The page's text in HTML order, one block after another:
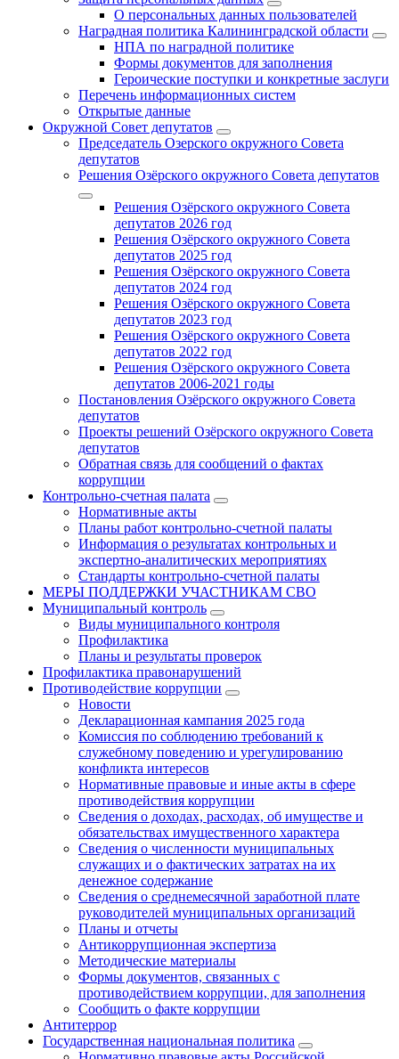
О персональных данных пользователей
Наградная политика Калининградской области
НПА по наградной политике
Формы документов для заполнения
Героические поступки и конкретные заслуги
Перечень информационных систем
Открытые данные
Окружной Совет депутатов
Председатель Озерского окружного Совета
депутатов
Решения Озёрского окружного Совета депутатов
Решения Озёрского окружного Совета
депутатов 2026 год
Решения Озёрского окружного Совета
депутатов 2025 год
Решения Озёрского окружного Совета
депутатов 2024 год
Решения Озёрского окружного Совета
депутатов 2023 год
Решения Озёрского окружного Совета
депутатов 2022 год
Решения Озёрского окружного Совета
депутатов 2006-2021 годы
Постановления Озёрского окружного Совета
депутатов
Проекты решений Озёрского окружного Совета
депутатов
Обратная связь для сообщений о фактах
коррупции
Контрольно-счетная палата
Нормативные акты
Планы работ контрольно-счетной палаты
Информация о результатах контрольных и
экспертно-аналитических мероприятиях
Стандарты контрольно-счетной палаты
МЕРЫ ПОДДЕРЖКИ УЧАСТНИКАМ СВО
Муниципальный контроль
Виды муниципального контроля
Профилактика
Планы и результаты проверок
Профилактика правонарушений
Противодействие коррупции
Новости
Декларационная кампания 2025 года
Комиссия по соблюдению требований к
служебному поведению и урегулированию
конфликта интересов
Нормативные правовые и иные акты в сфере
противодействия коррупции
Сведения о доходах, расходах, об имуществе и
обязательствах имущественного характера
Сведения о численности муниципальных
служащих и о фактических затратах на их
денежное содержание
Сведения о среднемесячной заработной плате
руководителей муниципальных организаций
Планы и отчеты
Антикоррупционная экспертиза
Методические материалы
Формы документов, связанных с
противодействием коррупции, для заполнения
Сообщить о факте коррупции
Антитеррор
Государственная национальная политика